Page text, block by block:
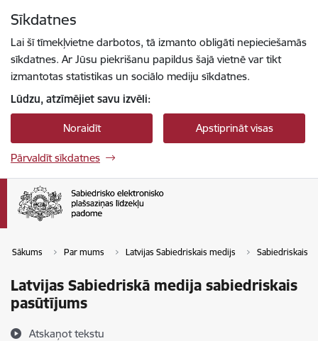
Sīkdatnes
Lai šī tīmekļvietne darbotos, tā izmanto obligāti nepieciešamās
sīkdatnes. Ar Jūsu piekrišanu papildus šajā vietnē var tikt
izmantotas statistikas un sociālo mediju sīkdatnes.
Lūdzu, atzīmējiet savu izvēli:
Noraidīt Apstiprināt visas
Pārvaldīt sīkdatnes
Sākums Par mums Latvijas Sabiedriskais medijs Sabiedriskais
Latvijas Sabiedriskā medija sabiedriskais
pasūtījums
Atskaņot tekstu